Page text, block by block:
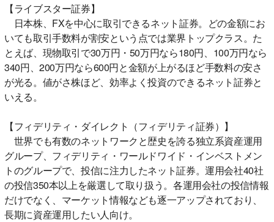
【ライブスター証券】
日本株、FXを中心に取引できるネット証券。どの金額にお
いても取引手数料が割安という点では業界トップクラス。た
とえば、現物取引で30万円・50万円なら180円、100万円なら
340円、200万円なら600円と金額が上がるほど手数料の安さ
が光る。値がさ株ほど、効率よく投資のできるネット証券と
いえる。
【フィデリティ・ダイレクト（フィデリティ証券）】
世界でも有数のネットワークと歴史を誇る独立系資産運用
グループ、フィデリティ・ワールドワイド・インベストメン
トのグループで、投信に注力したネット証券。運用会社40社
の投信350本以上を厳選して取り扱う。各運用会社の投信情報
だけでなく、マーケット情報なども逐一アップされており、
長期に資産運用したい人向け。